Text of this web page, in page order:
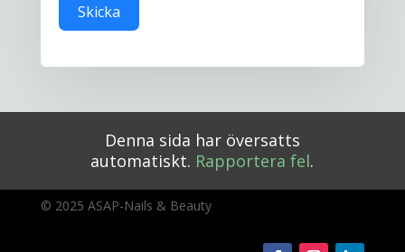
Skicka
Denna sida har översatts
automatiskt. Rapportera fel.
© 2025 ASAP-Nails & Beauty